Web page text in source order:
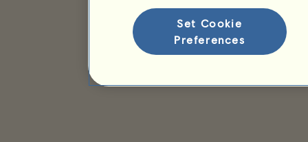
Set Cookie
Preferences